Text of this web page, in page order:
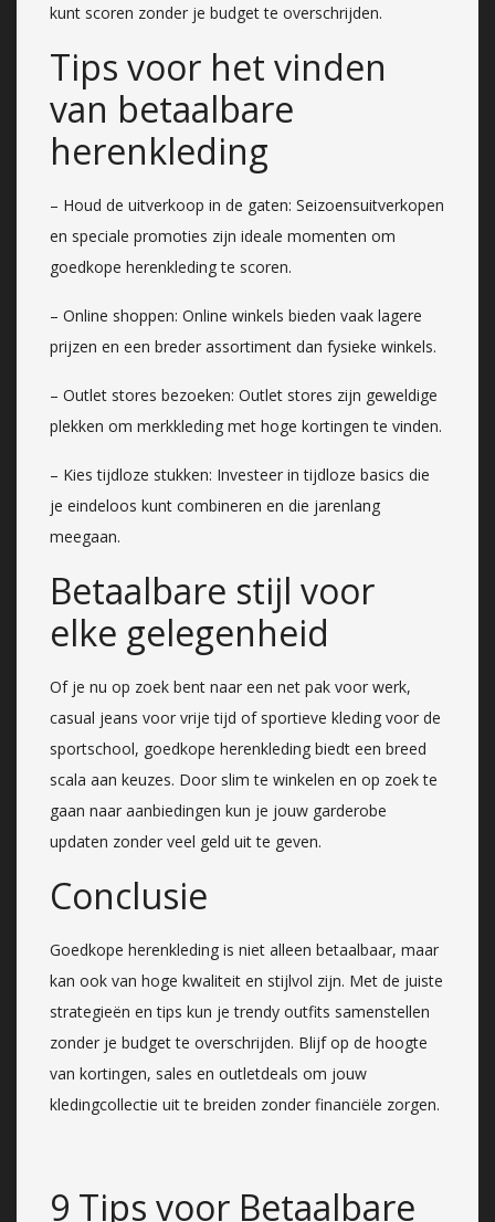
kunt scoren zonder je budget te overschrijden.
Tips voor het vinden
van betaalbare
herenkleding
– Houd de uitverkoop in de gaten: Seizoensuitverkopen
en speciale promoties zijn ideale momenten om
goedkope herenkleding te scoren.
– Online shoppen: Online winkels bieden vaak lagere
prijzen en een breder assortiment dan fysieke winkels.
– Outlet stores bezoeken: Outlet stores zijn geweldige
plekken om merkkleding met hoge kortingen te vinden.
– Kies tijdloze stukken: Investeer in tijdloze basics die
je eindeloos kunt combineren en die jarenlang
meegaan.
Betaalbare stijl voor
elke gelegenheid
Of je nu op zoek bent naar een net pak voor werk,
casual jeans voor vrije tijd of sportieve kleding voor de
sportschool, goedkope herenkleding biedt een breed
scala aan keuzes. Door slim te winkelen en op zoek te
gaan naar aanbiedingen kun je jouw garderobe
updaten zonder veel geld uit te geven.
Conclusie
Goedkope herenkleding is niet alleen betaalbaar, maar
kan ook van hoge kwaliteit en stijlvol zijn. Met de juiste
strategieën en tips kun je trendy outfits samenstellen
zonder je budget te overschrijden. Blijf op de hoogte
van kortingen, sales en outletdeals om jouw
kledingcollectie uit te breiden zonder financiële zorgen.
9 Tips voor Betaalbare